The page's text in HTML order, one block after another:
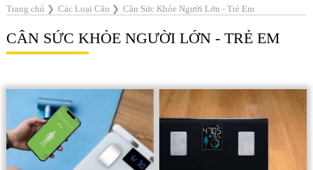
Trang chủ ❯ Các Loại Cân ❯ Cân Sức Khỏe Người Lớn - Trẻ Em
CÂN SỨC KHỎE NGƯỜI LỚN - TRẺ EM